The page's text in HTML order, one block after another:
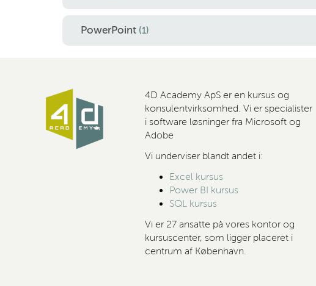
PowerPoint (1)
4D Academy ApS er en kursus og
konsulentvirksomhed. Vi er specialister
i software løsninger fra Microsoft og
Adobe
Vi underviser blandt andet i:
Excel kursus
Power BI kursus
SQL kursus
Vi er 27 ansatte på vores kontor og
kursuscenter, som ligger placeret i
centrum af København.